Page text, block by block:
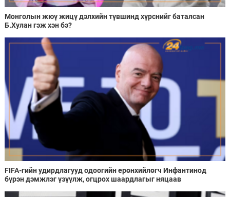
Монголын жюү жицү дэлхийн түвшинд хүрснийг баталсан
Б.Хулан гэж хэн бэ?
FIFA-гийн удирдлагууд одоогийн ерөнхийлөгч Инфантинод
бүрэн дэмжлэг үзүүлж, огцрох шаардлагыг няцаав